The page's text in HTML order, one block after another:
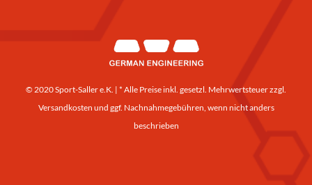
© 2020 Sport-Saller e.K. | * Alle Preise inkl. gesetzl. Mehrwertsteuer zzgl.
Versandkosten und ggf. Nachnahmegebühren, wenn nicht anders
beschrieben